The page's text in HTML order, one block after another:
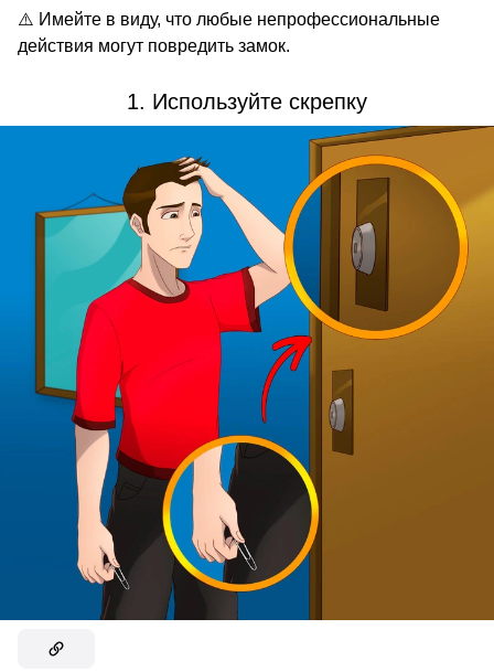
⚠️ Имейте в виду, что любые непрофессиональные
действия могут повредить замок.
1. Используйте скрепку